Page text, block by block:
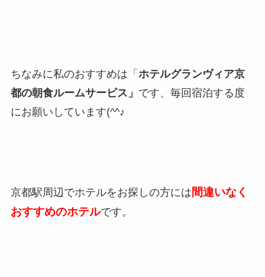
ちなみに私のおすすめは「 ホテルグランヴィア京
都の朝食ルームサービス」 です、毎回宿泊する度
にお願いしています(^^♪
京都駅周辺でホテルをお探しの方には 間違いなく
おすすめのホテルです。